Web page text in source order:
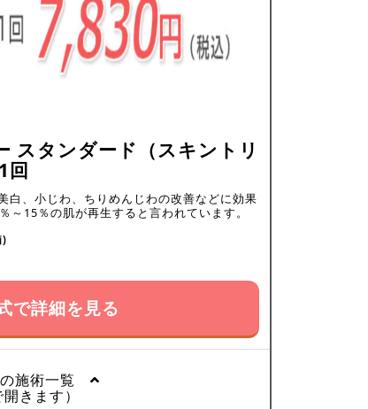
スタンダード（スキントリ
回
白、小じわ、ちりめんじわの改善などに効果
15％の肌が再生すると言われています。
)
で詳細を見る
施術一覧
きます）